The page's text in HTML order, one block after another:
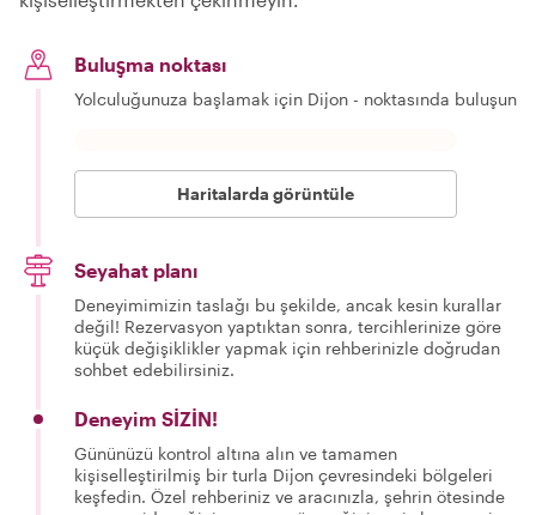
Buluşma noktası
Yolculuğunuza başlamak için Dijon - noktasında buluşun
Haritalarda görüntüle
Seyahat planı
Deneyimimizin taslağı bu şekilde, ancak kesin kurallar
değil! Rezervasyon yaptıktan sonra, tercihlerinize göre
küçük değişiklikler yapmak için rehberinizle doğrudan
sohbet edebilirsiniz.
Deneyim SİZİN!
Gününüzü kontrol altına alın ve tamamen
kişiselleştirilmiş bir turla Dijon çevresindeki bölgeleri
keşfedin. Özel rehberiniz ve aracınızla, şehrin ötesinde